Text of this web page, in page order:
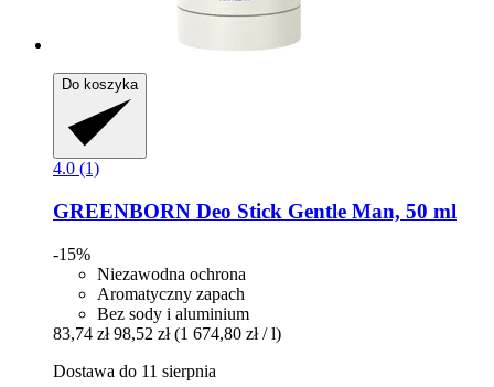
Do koszyka
4.0 (1)
GREENBORN Deo Stick Gentle Man, 50 ml
-15%
Niezawodna ochrona
Aromatyczny zapach
Bez sody i aluminium
83,74 zł 98,52 zł (1 674,80 zł / l)
Dostawa do 11 sierpnia